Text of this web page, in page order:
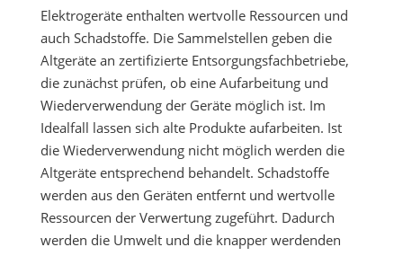
Elektrogeräte enthalten wertvolle Ressourcen und
auch Schadstoffe. Die Sammelstellen geben die
Altgeräte an zertifizierte Entsorgungsfachbetriebe,
die zunächst prüfen, ob eine Aufarbeitung und
Wiederverwendung der Geräte möglich ist. Im
Idealfall lassen sich alte Produkte aufarbeiten. Ist
die Wiederverwendung nicht möglich werden die
Altgeräte entsprechend behandelt. Schadstoffe
werden aus den Geräten entfernt und wertvolle
Ressourcen der Verwertung zugeführt. Dadurch
werden die Umwelt und die knapper werdenden